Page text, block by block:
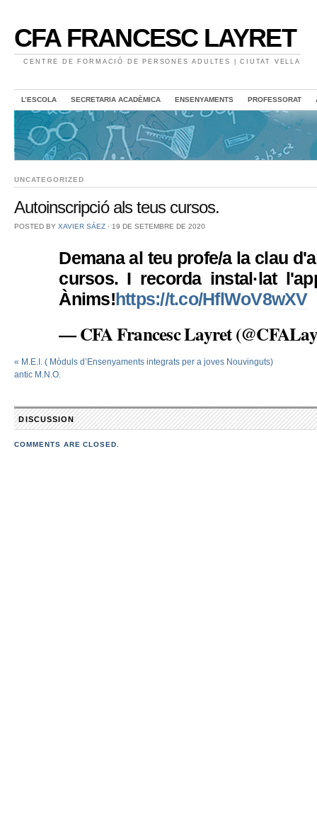
CFA FRANCESC LAYRET
CENTRE DE FORMACIÓ DE PERSONES ADULTES | CIUTAT VELLA
L’ESCOLA SECRETARIA ACADÈMICA ENSENYAMENTS PROFESSORAT
UNCATEGORIZED
Autoinscripció als teus cursos.
POSTED BY XAVIER SÁEZ ⋅ 19 DE SETEMBRE DE 2020
Demana al teu profe/a la clau
cursos. I recorda instal·lat
Ànims!https://t.co/HflWoV8wXV
— CFA Francesc Layret
« M.E.I. ( Mòduls d’Ensenyaments integrats per a joves Nouvinguts)
antic M.N.O.
DISCUSSION
COMMENTS ARE CLOSED.